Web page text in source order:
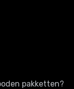
pakketten?